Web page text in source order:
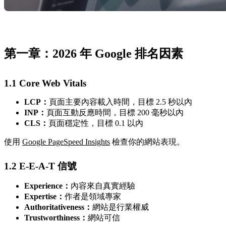
第一章：2026 年 Google 排名因素
1.1 Core Web Vitals
LCP： 頁面主要內容載入時間，目標 2.5 秒以內
INP： 頁面互動反應時間，目標 200 毫秒以內
CLS： 頁面穩定性，目標 0.1 以內
使用 Google PageSpeed Insights 檢查你的網站表現。
1.2 E-E-A-T 信號
Experience： 內容來自真實經驗
Expertise： 作者是領域專家
Authoritativeness： 網站是行業權威
Trustworthiness： 網站可信